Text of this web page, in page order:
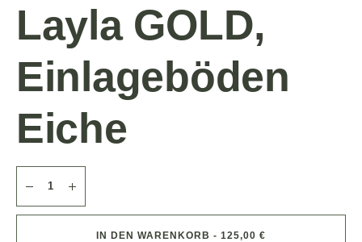
Layla GOLD,
Einlageböden
Eiche
IN DEN WARENKORB - 125,00 €